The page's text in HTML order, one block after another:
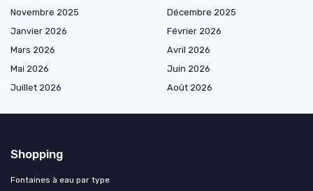
Novembre 2025
Décembre 2025
Janvier 2026
Février 2026
Mars 2026
Avril 2026
Mai 2026
Juin 2026
Juillet 2026
Août 2026
Shopping
Fontaines à eau par type